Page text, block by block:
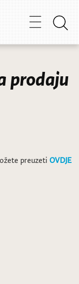
prodaju
preuzeti OVDJE